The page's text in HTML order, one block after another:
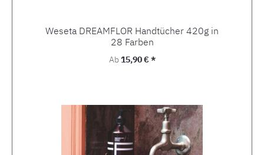
Weseta DREAMFLOR Handtücher 420g in
28 Farben
Regulärer Preis:
Ab15,90 € *